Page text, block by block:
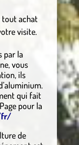
tout achat
visite.
par la
vous
ils
qui fait
pour la
fr/
de